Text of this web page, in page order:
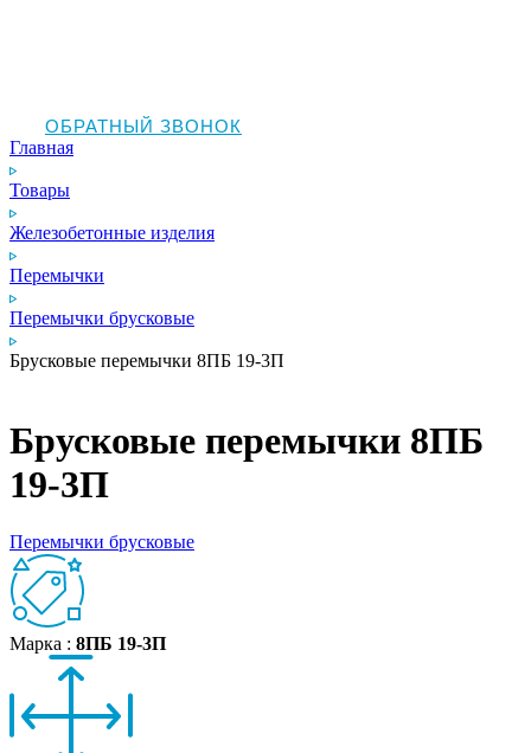
ОБРАТНЫЙ ЗВОНОК
Главная
Товары
Железобетонные изделия
Перемычки
Перемычки брусковые
Брусковые перемычки 8ПБ 19‑3П
Брусковые перемычки 8ПБ
19‑3П
Перемычки брусковые
Марка : 8ПБ 19‑3П